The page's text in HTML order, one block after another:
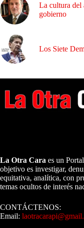
La cultura del
gobierno
Los Siete
La Otra Cara es un
objetivo es investigar,
equitativa, analítica, con
temas ocultos de interés
CONTÁCTENOS:
Email: